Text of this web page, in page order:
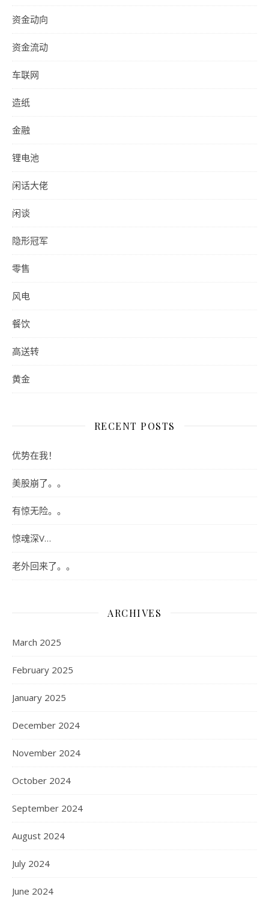
资金动向
资金流动
车联网
造纸
金融
锂电池
闲话大佬
闲谈
隐形冠军
零售
风电
餐饮
高送转
黄金
RECENT POSTS
优势在我！
美股崩了。。
有惊无险。。
惊魂深V…
老外回来了。。
ARCHIVES
March 2025
February 2025
January 2025
December 2024
November 2024
October 2024
September 2024
August 2024
July 2024
June 2024